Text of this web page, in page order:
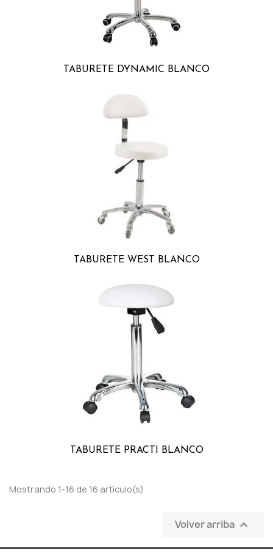
TABURETE DYNAMIC BLANCO
TABURETE WEST BLANCO
TABURETE PRACTI BLANCO
Mostrando 1-16 de 16 artículo(s)
Volver arriba 